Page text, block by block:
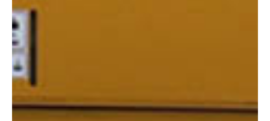
Haulotte Compact 12